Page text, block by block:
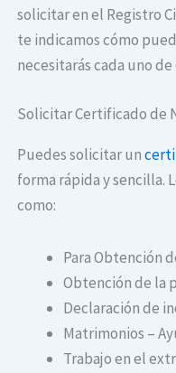
solicitar en el Registro
te indicamos cómo
necesitarás cada uno de
Solicitar Certificado de
Puedes solicitar un
forma rápida y sencilla.
como:
Para Obtención
Obtención de la
Declaración de
Matrimonios –
Trabajo en el